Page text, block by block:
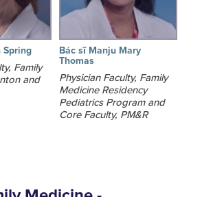
Spring
Family
and
Bác sĩ Manju Mary
Thomas
Physician Faculty, Family
Medicine Residency
Pediatrics Program and
Core Faculty, PM&R